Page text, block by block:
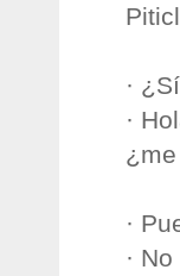
·
·
·
·